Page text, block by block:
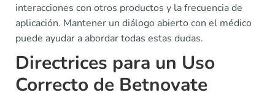
interacciones con otros productos y la frecuencia de
aplicación. Mantener un diálogo abierto con el médico
puede ayudar a abordar todas estas dudas.
Directrices para un Uso
Correcto de Betnovate